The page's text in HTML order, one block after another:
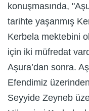
konuşmasında,
tarihte yaşanmış
Kerbela mektebini
için iki müfredat
Aşura’dan sonra.
Efendimiz
Seyyide Zeyneb